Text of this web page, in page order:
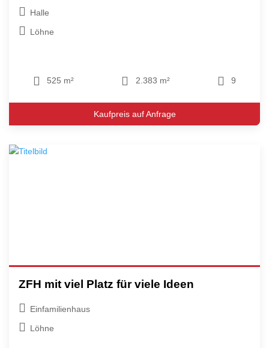
Halle
Löhne
525 m² 2.383 m² 9
Kaufpreis auf Anfrage
ZFH mit viel Platz für viele Ideen
Einfamilienhaus
Löhne